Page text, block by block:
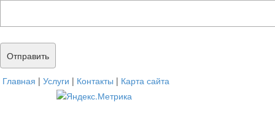
Главная | Услуги | Контакты | Карта сайта